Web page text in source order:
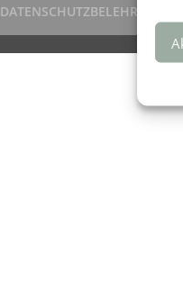
DATENSCHUTZBELEHRUNG